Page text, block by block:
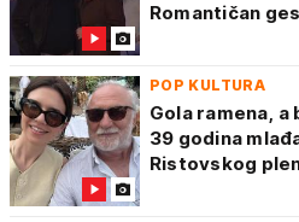
Romantičan
POP KULTURA
Gola ramena,
39 godina
Ristovskog